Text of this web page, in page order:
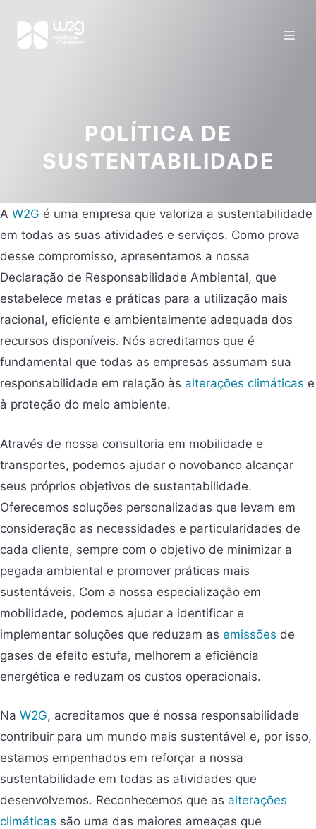
POLÍTICA DE
SUSTENTABILIDADE
A W2G é uma empresa que valoriza a sustentabilidade
em todas as suas atividades e serviços. Como prova
desse compromisso, apresentamos a nossa
Declaração de Responsabilidade Ambiental, que
estabelece metas e práticas para a utilização mais
racional, eficiente e ambientalmente adequada dos
recursos disponíveis. Nós acreditamos que é
fundamental que todas as empresas assumam sua
responsabilidade em relação às alterações climáticas e
à proteção do meio ambiente.
Através de nossa consultoria em mobilidade e
transportes, podemos ajudar o novobanco alcançar
seus próprios objetivos de sustentabilidade.
Oferecemos soluções personalizadas que levam em
consideração as necessidades e particularidades de
cada cliente, sempre com o objetivo de minimizar a
pegada ambiental e promover práticas mais
sustentáveis. Com a nossa especialização em
mobilidade, podemos ajudar a identificar e
implementar soluções que reduzam as emissões de
gases de efeito estufa, melhorem a eficiência
energética e reduzam os custos operacionais.
Na W2G, acreditamos que é nossa responsabilidade
contribuir para um mundo mais sustentável e, por isso,
estamos empenhados em reforçar a nossa
sustentabilidade em todas as atividades que
desenvolvemos. Reconhecemos que as alterações
climáticas são uma das maiores ameaças que